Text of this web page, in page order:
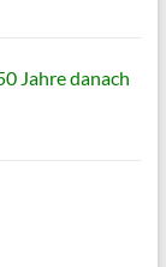
Jahre danach